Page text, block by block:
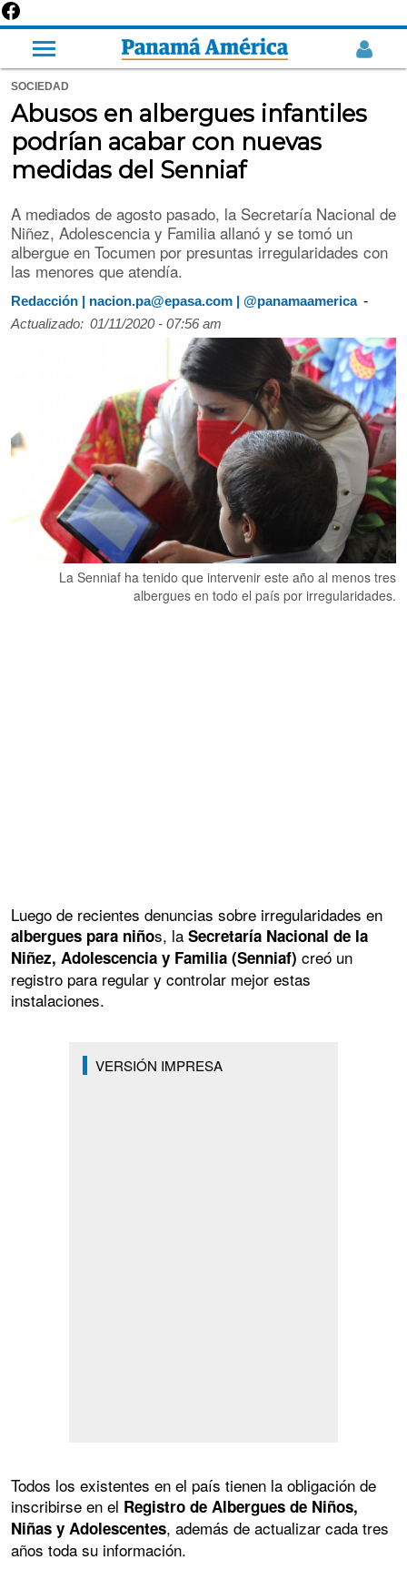
SOCIEDAD
Abusos en albergues infantiles
podrían acabar con nuevas
medidas del Senniaf
A mediados de agosto pasado, la Secretaría Nacional de
Niñez, Adolescencia y Familia allanó y se tomó un
albergue en Tocumen por presuntas irregularidades con
las menores que atendía.
Redacción | nacion.pa@epasa.com | @panamaamerica -
Actualizado: 01/11/2020 - 07:56 am
La Senniaf ha tenido que intervenir este año al menos tres
albergues en todo el país por irregularidades.
Luego de recientes denuncias sobre irregularidades en
albergues para niños, la Secretaría Nacional de la
Niñez, Adolescencia y Familia (Senniaf) creó un
registro para regular y controlar mejor estas
instalaciones.
VERSIÓN IMPRESA
Todos los existentes en el país tienen la obligación de
inscribirse en el Registro de Albergues de Niños,
Niñas y Adolescentes, además de actualizar cada tres
años toda su información.